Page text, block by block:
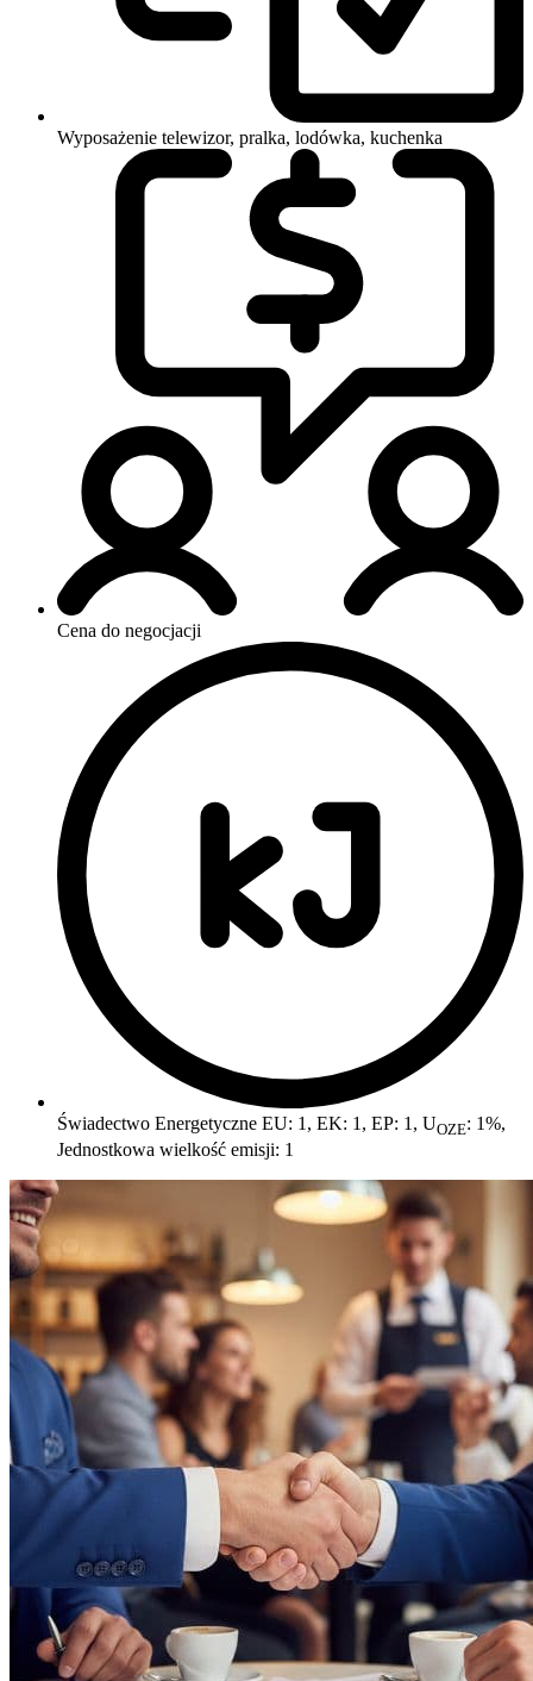
Wyposażenie telewizor, pralka, lodówka, kuchenka
Cena do negocjacji
Świadectwo Energetyczne EU: 1, EK: 1, EP: 1, UOZE: 1%,
Jednostkowa wielkość emisji: 1